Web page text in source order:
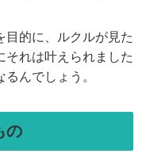
目的に、ルクルが見た
それは叶えられました
んでしょう。
の